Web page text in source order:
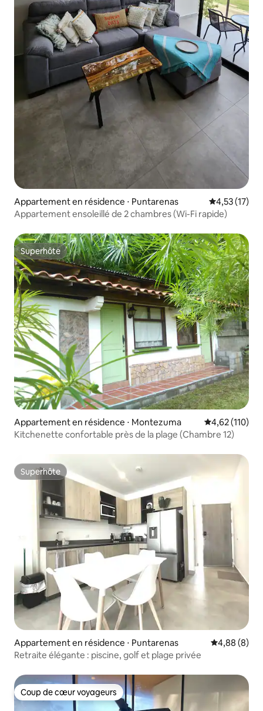
Appartement en résidence ⋅ Puntarenas Évaluation
4,53 (17)
Appartement ensoleillé de 2 chambres (Wi-Fi rapide)
Superhôte
Superhôte
Appartement en résidence ⋅ Montezuma Évaluation
4,62 (110)
Kitchenette confortable près de la plage (Chambre 12)
Superhôte
Superhôte
Appartement en résidence ⋅ Puntarenas Évaluation
4,88 (8)
Retraite élégante : piscine, golf et plage privée
Coup de cœur voyageurs
Coup de cœur voyageurs